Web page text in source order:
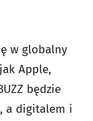
w globalny
Apple,
będzie
a digitalem i